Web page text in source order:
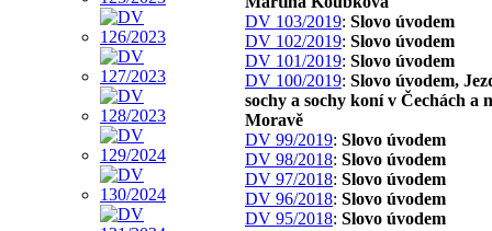
DV 103/2019: Slovo úvodem
DV 102/2019: Slovo úvodem
DV 101/2019: Slovo úvodem
DV 100/2019: Slovo úvodem,
sochy a sochy koní v Čechách a
Moravě
DV 99/2019: Slovo úvodem
DV 98/2018: Slovo úvodem
DV 97/2018: Slovo úvodem
DV 96/2018: Slovo úvodem
DV 95/2018: Slovo úvodem